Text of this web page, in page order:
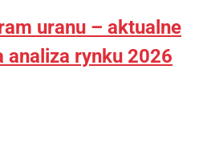
uranu – aktualne
analiza rynku 2026